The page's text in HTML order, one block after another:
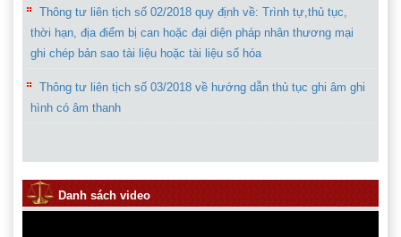
thời hạn, địa điểm bị can hoặc đại diện pháp nhân thương mại
ghi chép bản sao tài liệu hoặc tài liệu số hóa
Thông tư liên tịch số 03/2018 về hướng dẫn thủ tục ghi âm ghi
hình có âm thanh
Danh sách video